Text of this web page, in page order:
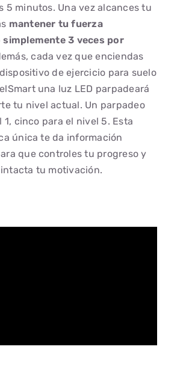
5 minutos. Una vez alcances tu
mantener tu fuerza
3 veces por
cada vez que enciendas
de ejercicio para suelo
una luz LED parpadeará
tu nivel actual. Un parpadeo
1, cinco para el nivel 5. Esta
única te da información
que controles tu progreso y
tu motivación.